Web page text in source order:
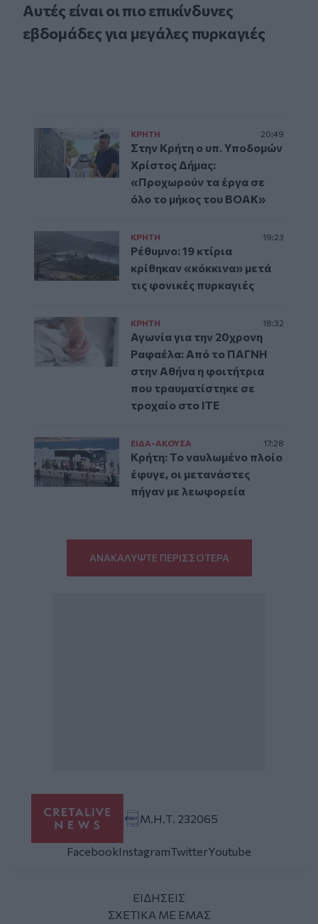
Αυτές είναι οι πιο επικίνδυνες
εβδομάδες για μεγάλες πυρκαγιές
ΚΡΗΤΗ 20:49
Στην Κρήτη ο υπ. Υποδομών
Χρίστος Δήμας:
«Προχωρούν τα έργα σε
όλο το μήκος του ΒΟΑΚ»
ΚΡΗΤΗ 19:23
Ρέθυμνο: 19 κτίρια
κρίθηκαν «κόκκινα» μετά
τις φονικές πυρκαγιές
ΚΡΗΤΗ 18:32
Αγωνία για την 20χρονη
Ραφαέλα: Από το ΠΑΓΝΗ
στην Αθήνα η φοιτήτρια
που τραυματίστηκε σε
τροχαίο στο ΙΤΕ
ΕΙΔΑ-ΑΚΟΥΣΑ 17:28
Κρήτη: Το ναυλωμένο πλοίο
έφυγε, οι μετανάστες
πήγαν με λεωφορεία
ΑΝΑΚΑΛΥΨΤΕ ΠΕΡΙΣΣΟΤΕΡΑ
Μ.Η.Τ. 232065
FacebookInstagramTwitterYoutube
ΕΙΔΗΣΕΙΣ
ΣΧΕΤΙΚΑ ΜΕ ΕΜΑΣ